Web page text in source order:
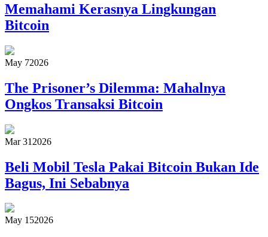
Memahami Kerasnya Lingkungan
Bitcoin
May 72026
The Prisoner’s Dilemma: Mahalnya
Ongkos Transaksi Bitcoin
Mar 31 2026
Beli Mobil Tesla Pakai Bitcoin Bukan Ide
Bagus, Ini Sebabnya
May 152026